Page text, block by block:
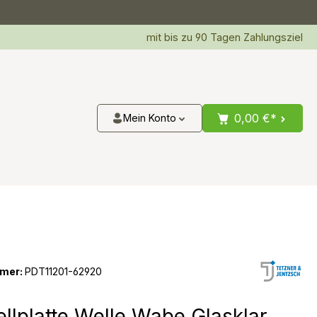
mit bis zu 90 Tagen Zahlungsziel
Mein Konto 0,00 €*
PDT11201-62920